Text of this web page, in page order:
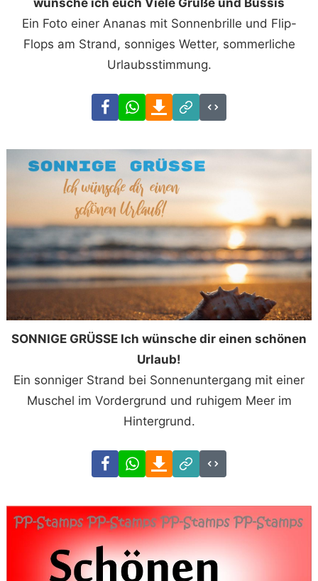
Ein Foto einer Ananas mit Sonnenbrille und Flip-
Flops am Strand, sonniges Wetter, sommerliche
Urlaubsstimmung.
FacebookWhatsAppDownload
Link
Code
SONNIGE GRÜSSE Ich wünsche dir einen schönen
Urlaub!
Ein sonniger Strand bei Sonnenuntergang mit einer
Muschel im Vordergrund und ruhigem Meer im
Hintergrund.
FacebookWhatsAppDownload
Link
Code